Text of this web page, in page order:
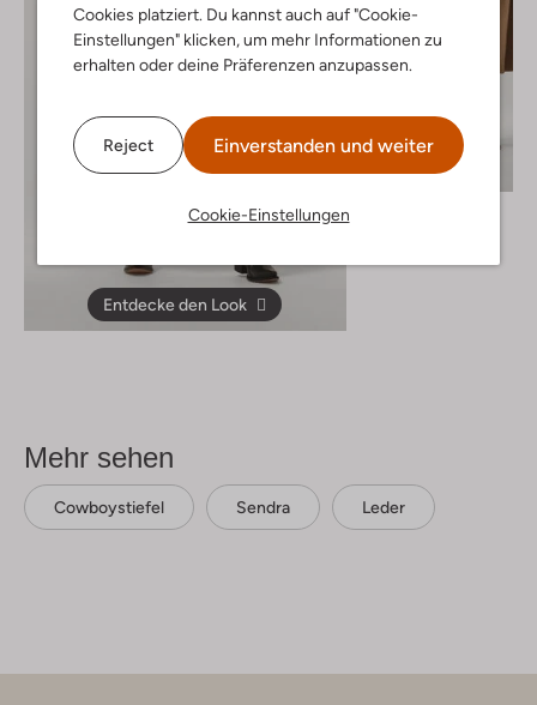
Cookies platziert. Du kannst auch auf "Cookie-
Einstellungen" klicken, um mehr Informationen zu
erhalten oder deine Präferenzen anzupassen.
Reject Einverstanden und weiter
Cookie-Einstellungen
Entdecke den Look
Letzter Artikel
Mehr sehen
Cowboystiefel Sendra Leder